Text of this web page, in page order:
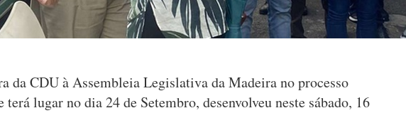
da CDU à Assembleia Legislativa da Madeira no processo
lugar no dia 24 de Setembro, desenvolveu neste sábado, 16